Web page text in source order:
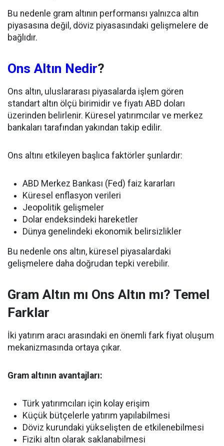
Bu nedenle gram altının performansı yalnızca altın
piyasasına değil, döviz piyasasındaki gelişmelere de
bağlıdır.
Ons Altın Nedir?
Ons altın, uluslararası piyasalarda işlem gören
standart altın ölçü birimidir ve fiyatı ABD doları
üzerinden belirlenir. Küresel yatırımcılar ve merkez
bankaları tarafından yakından takip edilir.
Ons altını etkileyen başlıca faktörler şunlardır:
ABD Merkez Bankası (Fed) faiz kararları
Küresel enflasyon verileri
Jeopolitik gelişmeler
Dolar endeksindeki hareketler
Dünya genelindeki ekonomik belirsizlikler
Bu nedenle ons altın, küresel piyasalardaki
gelişmelere daha doğrudan tepki verebilir.
Gram Altın mı Ons Altın mı? Temel
Farklar
İki yatırım aracı arasındaki en önemli fark fiyat oluşum
mekanizmasında ortaya çıkar.
Gram altının avantajları:
Türk yatırımcıları için kolay erişim
Küçük bütçelerle yatırım yapılabilmesi
Döviz kurundaki yükselişten de etkilenebilmesi
Fiziki altın olarak saklanabilmesi